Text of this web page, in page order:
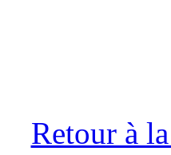
Retour à